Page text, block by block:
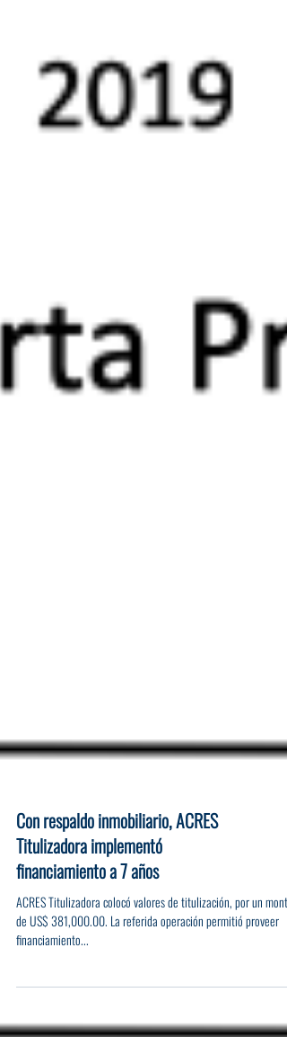
Con respaldo inmobiliario, ACRES
Titulizadora implementó
financiamiento a 7 años
ACRES Titulizadora colocó valores de titulización, por un monto
financiamiento...